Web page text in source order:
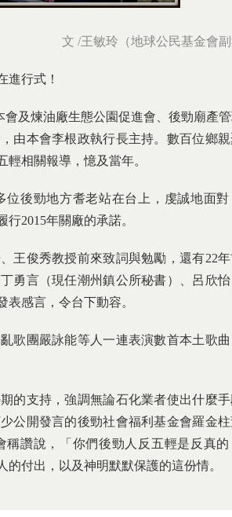
文 /王敏玲（地球公民基金會副
進行式！
及煉油廠生態公園促進會、後勁廟產
由本會李根政執行長主持。數百位鄉
相關報導，憶及當年。
後勁地方耆老站在台上，虔誠地面對
2015年關廠的承諾。
王俊秀教授前來致詞與勉勵，還有22年
勇言（現任潮州鎮公所秘書）、呂欣
感言，令台下動容。
歌團嚴詠能等人一連表演數首本土歌
的支持，強調無論石化業者使出什麼
公開發言的後勁社會福利基金會羅金
讚說，「你們後勁人反五輕是反真的
付出，以及神明默默保護的這份情。